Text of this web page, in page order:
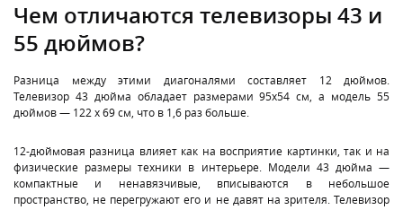
Чем отличаются телевизоры 43 и
55 дюймов?
Разница между этими диагоналями составляет 12 дюймов.
Телевизор 43 дюйма обладает размерами 95х54 см, а модель 55
дюймов — 122 х 69 см, что в 1,6 раз больше.
12-дюймовая разница влияет как на восприятие картинки, так и на
физические размеры техники в интерьере. Модели 43 дюйма —
компактные и ненавязчивые, вписываются в небольшое
пространство, не перегружают его и не давят на зрителя. Телевизор